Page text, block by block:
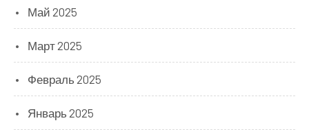
Май 2025
Март 2025
Февраль 2025
Январь 2025